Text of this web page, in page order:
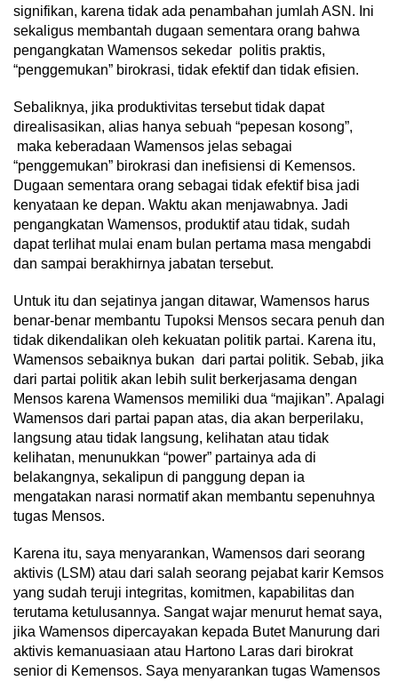
signifikan, karena tidak ada penambahan jumlah ASN. Ini
sekaligus membantah dugaan sementara orang bahwa
pengangkatan Wamensos sekedar politis praktis,
“penggemukan” birokrasi, tidak efektif dan tidak efisien.
Sebaliknya, jika produktivitas tersebut tidak dapat
direalisasikan, alias hanya sebuah “pepesan kosong”,
maka keberadaan Wamensos jelas sebagai
“penggemukan” birokrasi dan inefisiensi di Kemensos.
Dugaan sementara orang sebagai tidak efektif bisa jadi
kenyataan ke depan. Waktu akan menjawabnya. Jadi
pengangkatan Wamensos, produktif atau tidak, sudah
dapat terlihat mulai enam bulan pertama masa mengabdi
dan sampai berakhirnya jabatan tersebut.
Untuk itu dan sejatinya jangan ditawar, Wamensos harus
benar-benar membantu Tupoksi Mensos secara penuh dan
tidak dikendalikan oleh kekuatan politik partai. Karena itu,
Wamensos sebaiknya bukan dari partai politik. Sebab, jika
dari partai politik akan lebih sulit berkerjasama dengan
Mensos karena Wamensos memiliki dua “majikan”. Apalagi
Wamensos dari partai papan atas, dia akan berperilaku,
langsung atau tidak langsung, kelihatan atau tidak
kelihatan, menunukkan “power” partainya ada di
belakangnya, sekalipun di panggung depan ia
mengatakan narasi normatif akan membantu sepenuhnya
tugas Mensos.
Karena itu, saya menyarankan, Wamensos dari seorang
aktivis (LSM) atau dari salah seorang pejabat karir Kemsos
yang sudah teruji integritas, komitmen, kapabilitas dan
terutama ketulusannya. Sangat wajar menurut hemat saya,
jika Wamensos dipercayakan kepada Butet Manurung dari
aktivis kemanuasiaan atau Hartono Laras dari birokrat
senior di Kemensos. Saya menyarankan tugas Wamensos